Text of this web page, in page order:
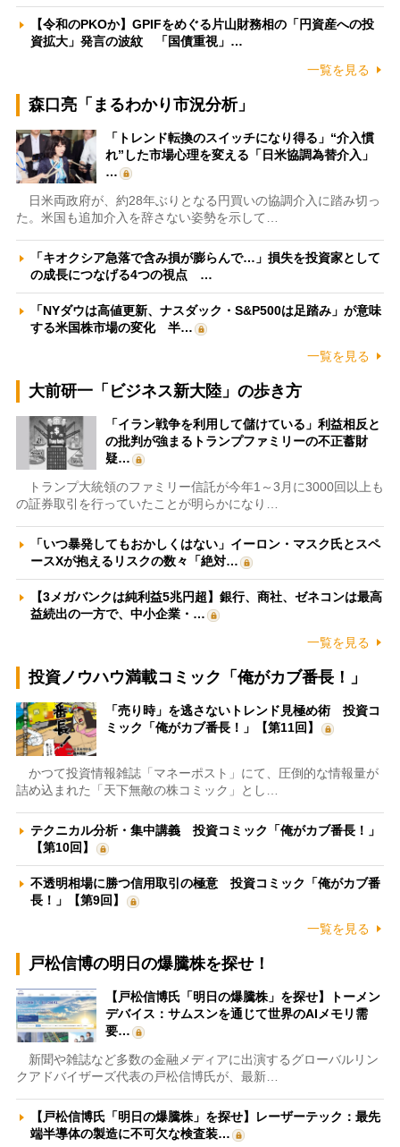
【令和のPKOか】GPIFをめぐる片山財務相の「円資産への投
資拡大」発言の波紋 「国債重視」…
一覧を見る
森口亮「まるわかり市況分析」
「トレンド転換のスイッチになり得る」“介入慣
れ”した市場心理を変える「日米協調為替介入」
…
日米両政府が、約28年ぶりとなる円買いの協調介入に踏み切っ
た。米国も追加介入を辞さない姿勢を示して…
「キオクシア急落で含み損が膨らんで…」損失を投資家として
の成長につなげる4つの視点 …
「NYダウは高値更新、ナスダック・S&P500は足踏み」が意味
する米国株市場の変化 半…
一覧を見る
大前研一「ビジネス新大陸」の歩き方
「イラン戦争を利用して儲けている」利益相反と
の批判が強まるトランプファミリーの不正蓄財
疑…
トランプ大統領のファミリー信託が今年1～3月に3000回以上も
の証券取引を行っていたことが明らかになり…
「いつ暴発してもおかしくはない」イーロン・マスク氏とスペ
ースXが抱えるリスクの数々「絶対…
【3メガバンクは純利益5兆円超】銀行、商社、ゼネコンは最高
益続出の一方で、中小企業・…
一覧を見る
投資ノウハウ満載コミック「俺がカブ番長！」
「売り時」を逃さないトレンド見極め術 投資コ
ミック「俺がカブ番長！」【第11回】
かつて投資情報雑誌「マネーポスト」にて、圧倒的な情報量が
詰め込まれた「天下無敵の株コミック」とし…
テクニカル分析・集中講義 投資コミック「俺がカブ番長！」
【第10回】
不透明相場に勝つ信用取引の極意 投資コミック「俺がカブ番
長！」【第9回】
一覧を見る
戸松信博の明日の爆騰株を探せ！
【戸松信博氏「明日の爆騰株」を探せ】トーメン
デバイス：サムスンを通じて世界のAIメモリ需
要…
新聞や雑誌など多数の金融メディアに出演するグローバルリン
クアドバイザーズ代表の戸松信博氏が、最新…
【戸松信博氏「明日の爆騰株」を探せ】レーザーテック：最先
端半導体の製造に不可欠な検査装…